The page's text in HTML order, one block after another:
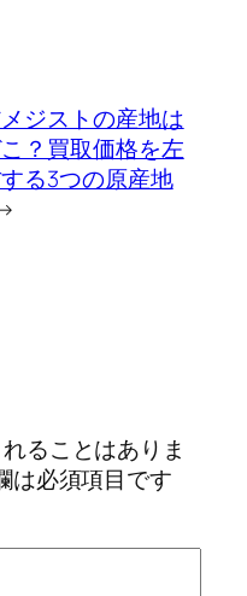
ジストの産地は
？買取価格を左
る3つの原産地
ることはありま
は必須項目です